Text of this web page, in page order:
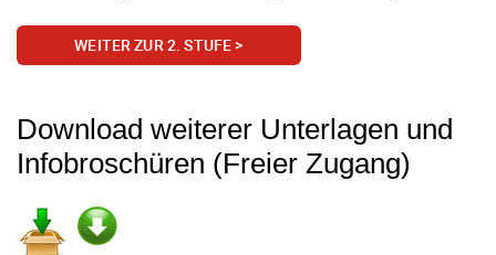
WEITER ZUR 2. STUFE >
Download weiterer Unterlagen und
Infobroschüren (Freier Zugang)